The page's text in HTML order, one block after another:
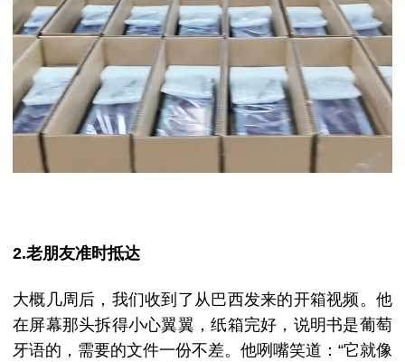
2.老朋友准时抵达
大概几周后，我们收到了从巴西发来的开箱视频。他
在屏幕那头拆得小心翼翼，纸箱完好，说明书是葡萄
牙语的，需要的文件一份不差。他咧嘴笑道：“它就像